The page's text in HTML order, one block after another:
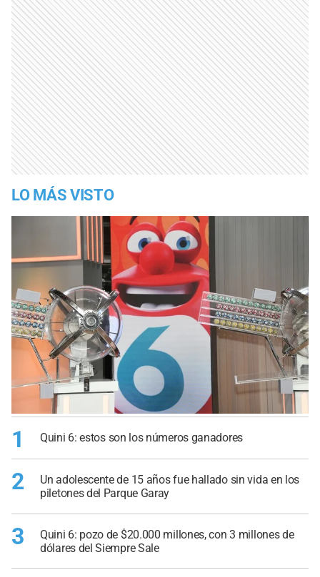
LO MÁS VISTO
1 Quini 6: estos son los números ganadores
2
Un adolescente de 15 años fue hallado sin vida en los
piletones del Parque Garay
3
Quini 6: pozo de $20.000 millones, con 3 millones de
dólares del Siempre Sale